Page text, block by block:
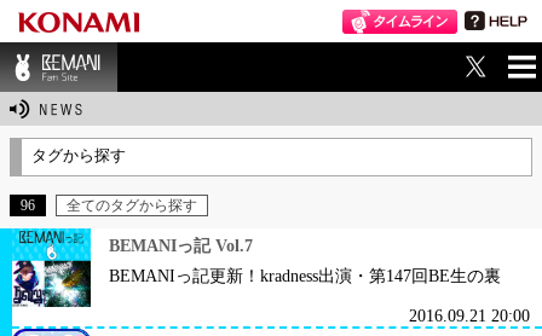
BEMANI Fan Sit
タグから探す
96 全てのタグから探す
BEMANIっ記 Vol.7
BEMANIっ記更新！kradness出演・第147回BE生の裏
2016.09.21 20:00